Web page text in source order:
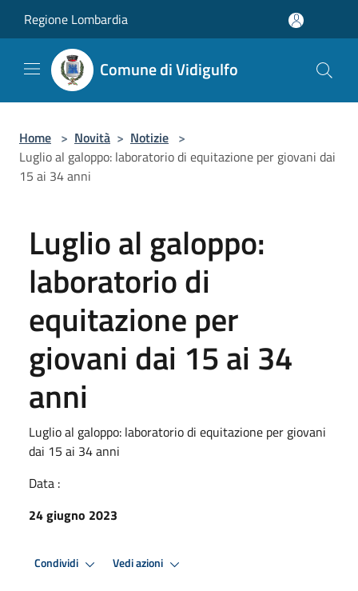
Regione Lombardia
Comune di Vidigulfo
Home > Novità > Notizie >
Luglio al galoppo: laboratorio di equitazione per giovani dai
15 ai 34 anni
Luglio al galoppo:
laboratorio di
equitazione per
giovani dai 15 ai 34
anni
Luglio al galoppo: laboratorio di equitazione per giovani
dai 15 ai 34 anni
Data :
24 giugno 2023
Condividi Vedi azioni